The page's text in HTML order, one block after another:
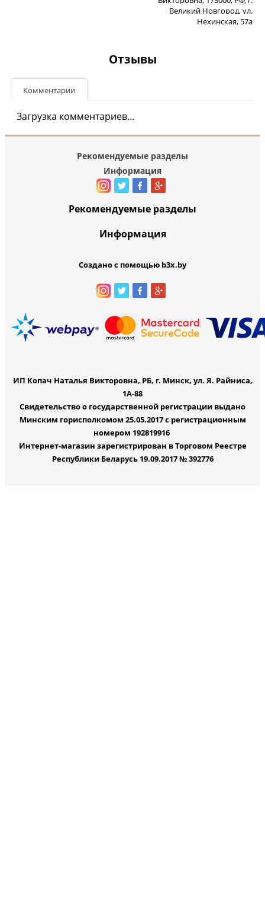
Великий Новгород, ул.
Нехинская, 57а
Отзывы
Комментарии
Загрузка комментариев...
Рекомендуемые разделы
Информация
Рекомендуемые разделы
Информация
Создано с помощью b3x.by
ИП Копач Наталья Викторовна, РБ, г. Минск, ул. Я. Райниса,
1А-88
Свидетельство о государственной регистрации выдано
Минским горисполкомом 25.05.2017 с регистрационным
номером 192819916
Интернет-магазин зарегистрирован в Торговом Реестре
Республики Беларусь 19.09.2017 № 392776